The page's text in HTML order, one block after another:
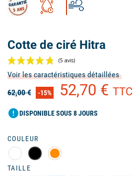
Cotte de ciré Hitra
Voir les caractéristiques détaillées
62,00 €
-15% 52,70 € TTC
errorDISPONIBLE SOUS 8 JOURS
COULEUR
TAILLE